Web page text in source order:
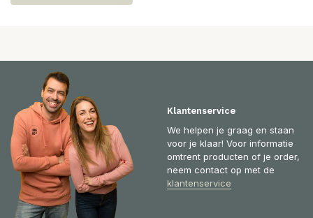
Klantenservice
We helpen je graag en staan
voor je klaar! Voor informatie
omtrent producten of je order,
neem contact op met de
klantenservice